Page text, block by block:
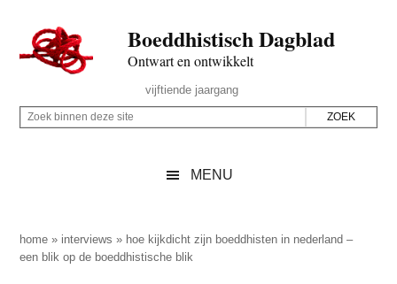
naar
de
inhoud
secondary
naar
de
sidebar
naar
de
Boeddhistisch Dagblad
Ontwart en ontwikkelt
Rechts
vijftiende jaargang
Z
p
d
Z
i
n
MENU
home » interviews » hoe kijkdicht zijn boeddhisten in nederland –
een blik op de boeddhistische blik